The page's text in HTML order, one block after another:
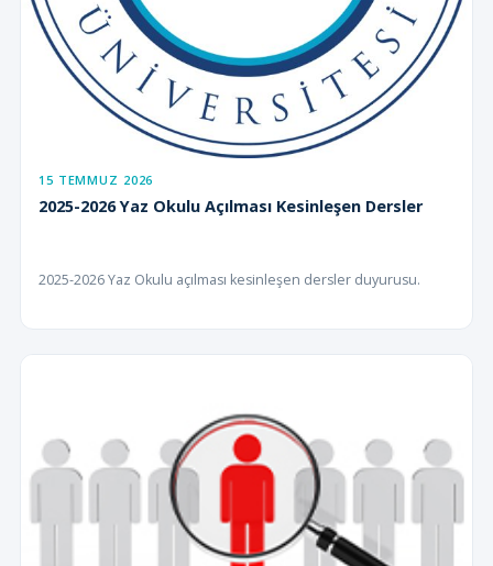
15 TEMMUZ 2026
2025-2026 Yaz Okulu Açılması Kesinleşen Dersler
2025-2026 Yaz Okulu açılması kesinleşen dersler duyurusu.